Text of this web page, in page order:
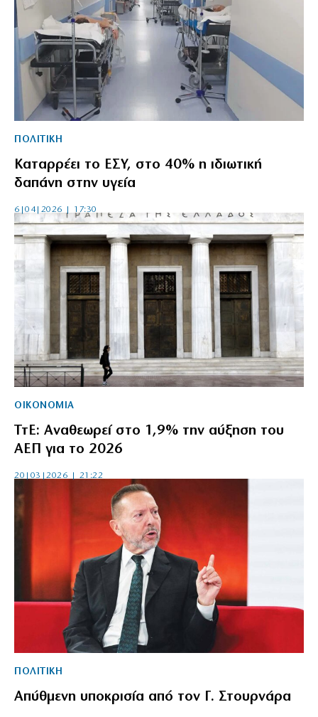
ΠΟΛΙΤΙΚΗ
Καταρρέει το ΕΣΥ, στο 40% η ιδιωτική
δαπάνη στην υγεία
6|04|2026 | 17:30
ΟΙΚΟΝΟΜΙΑ
ΤτΕ: Αναθεωρεί στο 1,9% την αύξηση του
ΑΕΠ για το 2026
20|03|2026 | 21:22
ΠΟΛΙΤΙΚΗ
Απύθμενη υποκρισία από τον Γ. Στουρνάρα